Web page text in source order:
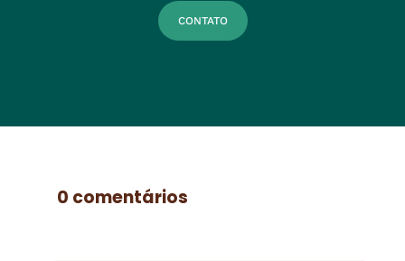
CONTATO
0 comentários